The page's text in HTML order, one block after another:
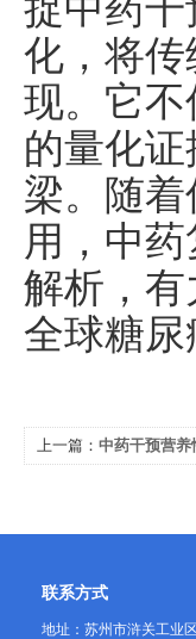
捉中药
化，将
现。它
的量化
梁。随
用，中
解析，
全球糖
上一篇： 中药干预营养
联系方式
地址：苏州市浒关工业